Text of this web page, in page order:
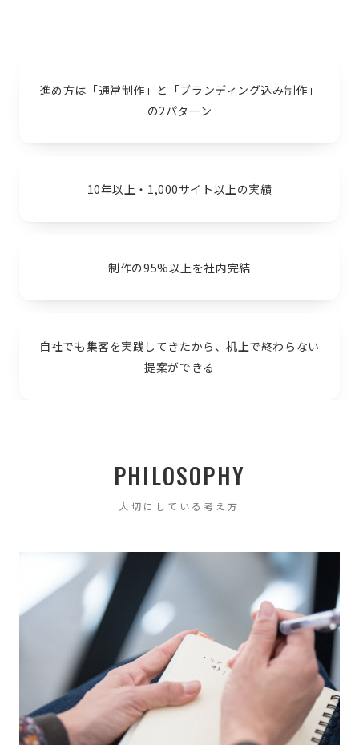
進め方は「通常制作」と「ブランディング込み制作」
の2パターン
10年以上・1,000サイト以上の実績
制作の95%以上を社内完結
自社でも集客を実践してきたから、机上で終わらない
提案ができる
PHILOSOPHY
大切にしている考え方